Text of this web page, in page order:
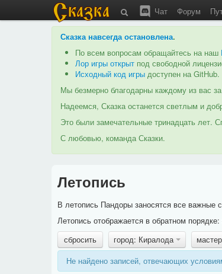
Чат Форум
Сказка навсегда остановлена.
По всем вопросам обращайтесь на наш
Лор игры открыт под свободной
Исходный код игры доступен на GitHub.
Мы безмерно благодарны каждому из вас
Надеемся, Сказка останется светлым и
Это были замечательные тринадцать лет.
С любовью, команда Сказки.
Летопись
В летопись Пандоры заносятся все важные
Летопись отображается в обратном
сбросить
город: Киралода
Не найдено записей, отвечающих